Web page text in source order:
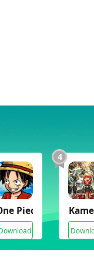
要放过才好
除了玩家可以
枪战射击感觉
来更加刺激
Piece Mugen
4